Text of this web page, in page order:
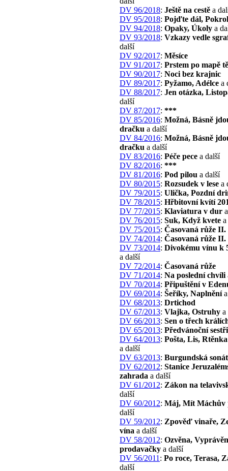
DV 96/2018: Ještě na cestě a
DV 95/2018: Pojďte dál,
DV 94/2018: Opaky, Úkoly a
DV 93/2018: Vzkazy vedle
další
DV 92/2017: Měsíce
DV 91/2017: Prstem po mapě
DV 90/2017: Noci bez krajnic
DV 89/2017: Pyžamo, Adélce a
DV 88/2017: Jen otázka,
další
DV 87/2017: ***
DV 85/2016: Možná, Básně
dračku a další
DV 84/2016: Možná, Básně
dračku a další
DV 83/2016: Péče pece a další
DV 82/2016: ***
DV 81/2016: Pod pilou a další
DV 80/2015: Rozsudek v lese a
DV 79/2015: Ulička, Pozdní
DV 78/2015: Hřbitovní kvítí
DV 77/2015: Klaviatura v dur
DV 76/2015: Suk, Když kvete
DV 75/2015: Časovaná růže II.
DV 74/2014: Časovaná růže II.
DV 73/2014: Divokému vínu k
a další
DV 72/2014: Časovaná růže
DV 71/2014: Na poslední chvíli
DV 70/2014: Připuštění v
DV 69/2014: Šeříky, Naplněnía
DV 68/2013: Drtichod
DV 67/2013: Vlajka, Ostruhy a
DV 66/2013: Sen o třech
DV 65/2013: Předvánoční
DV 64/2013: Pošta, Lis,
a další
DV 63/2013: Burgundská
DV 62/2012: Stanice
zahrada a další
DV 61/2012: Zákon na
další
DV 60/2012: Máj, Mít Máchův
další
DV 59/2012: Zpověď vinaře,
vína a další
DV 58/2012: Ozvěna,
prodavačky a další
DV 56/2011 : Po roce, Terasa,
další